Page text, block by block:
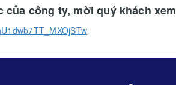
công ty, mời quý khách xem